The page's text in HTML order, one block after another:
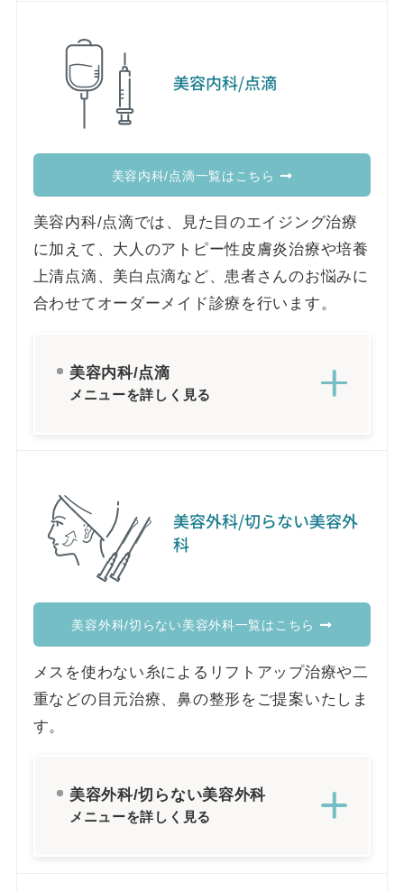
美容内科/点滴
美容内科/点滴一覧はこちら
美容内科/点滴では、見た目のエイジング治療
に加えて、大人のアトピー性皮膚炎治療や培養
上清点滴、美白点滴など、患者さんのお悩みに
合わせてオーダーメイド診療を行います。
美容内科/点滴
メニューを詳しく見る
美容外科/切らない美容外
科
美容外科/切らない美容外科一覧はこちら
メスを使わない糸によるリフトアップ治療や二
重などの目元治療、鼻の整形をご提案いたしま
す。
美容外科/切らない美容外科
メニューを詳しく見る